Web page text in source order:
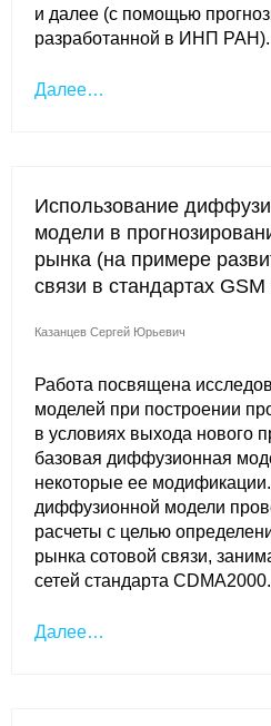
и далее (с помощью
разработанной в ИНП РАН).
Далее…
Использование
модели в
рынка (на примере
связи в стандартах
Казанцев Сергей Юрьевич
Работа посвящена
моделей при построении
в условиях выхода нового
базовая диффузионная
некоторые ее
диффузионной модели
расчеты с целью
рынка сотовой связи,
сетей стандарта CDMA2000.
Далее…